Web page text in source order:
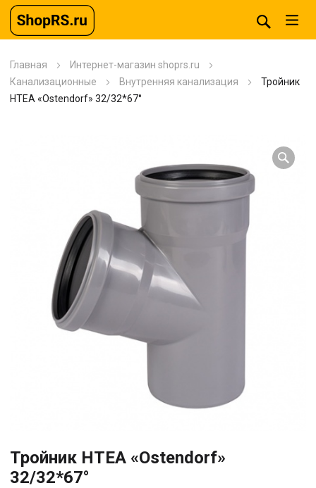
Главная
Интернет-магазин shoprs.ru
Канализационные
Внутренняя канализация
Тройник
HTEA «Ostendorf» 32/32*67°
Тройник HTEA «Ostendorf»
32/32*67°